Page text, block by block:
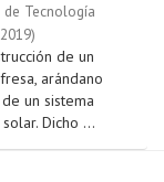
Tecnología
2019)
de un
arándano
un sistema
Dicho ...